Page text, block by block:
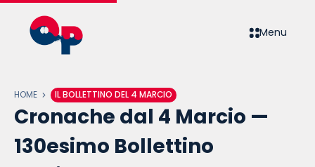
Menu
HOME IL BOLLETTINO DEL 4 MARCIO
Cronache dal 4 Marcio —
130esimo Bollettino